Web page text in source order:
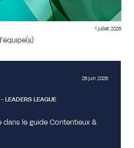
1 juillet 2026
26 juin 2026
LEADERS LEAGUE
dans le guide Contentieux &